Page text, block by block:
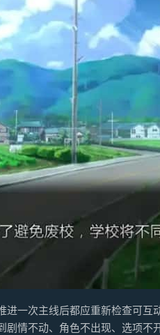
一次主线后都应重新检查可互
情不动、角色不出现、选项不